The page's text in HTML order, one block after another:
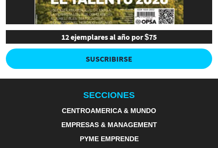
12 ejemplares al año por $75
SUSCRIBIRSE
SECCIONES
CENTROAMERICA & MUNDO
EMPRESAS & MANAGEMENT
PYME EMPRENDE